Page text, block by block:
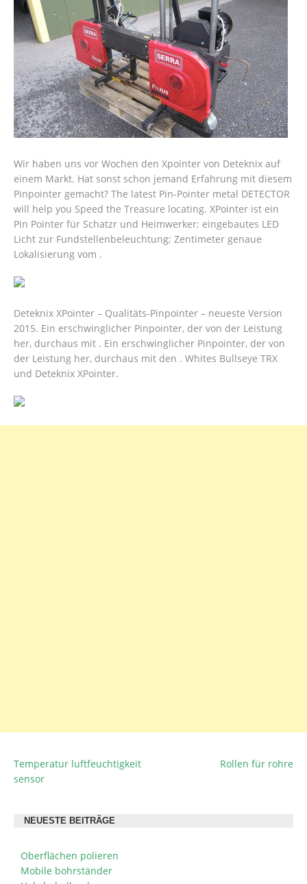
Wir haben uns vor Wochen den Xpointer von Deteknix auf
einem Markt. Hat sonst schon jemand Erfahrung mit diesem
Pinpointer gemacht? The latest Pin-Pointer metal DETECTOR
will help you Speed the Treasure locating. XPointer ist ein
Pin Pointer für Schatzr und Heimwerker; eingebautes LED
Licht zur Fundstellenbeleuchtung; Zentimeter genaue
Lokalisierung vom .
Deteknix XPointer – Qualitäts-Pinpointer – neueste Version
2015. Ein erschwinglicher Pinpointer, der von der Leistung
her, durchaus mit . Ein erschwinglicher Pinpointer, der von
der Leistung her, durchaus mit den . Whites Bullseye TRX
und Deteknix XPointer.
BEITRAGSNAVIGATION
Temperatur luftfeuchtigkeit
sensor
Rollen für rohre
NEUESTE BEITRÄGE
Oberflächen polieren
Mobile bohrständer